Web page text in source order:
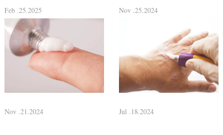
Feb .25.2025 Nov .25.2024
Nov .21.2024 Jul .18.2024